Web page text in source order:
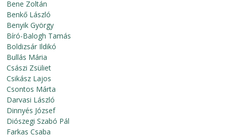
Bene Zoltán
Benkő László
Benyik György
Bíró-Balogh Tamás
Boldizsár Ildikó
Bullás Mária
Császi Zsüliet
Csikász Lajos
Csontos Márta
Darvasi László
Dinnyés József
Diószegi Szabó Pál
Farkas Csaba